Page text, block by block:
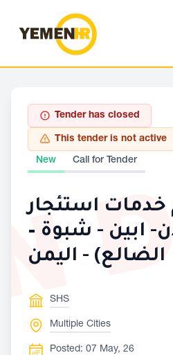
Tender has closed
This tender is not active
New Call for Tender
خدمات استئجار
ابين - شبوة –
الضالع) - اليمن
SHS
Multiple Cities
Posted: 07 May, 26